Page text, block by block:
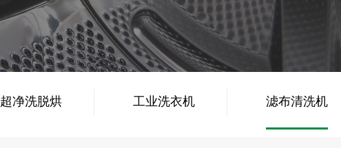
超净洗脱烘 工业洗衣机 滤布清洗机